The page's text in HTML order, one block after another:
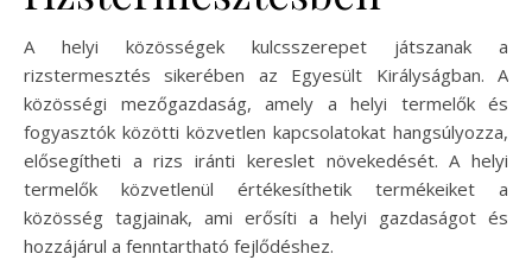
A helyi közösségek kulcsszerepet játszanak a
rizstermesztés sikerében az Egyesült Királyságban. A
közösségi mezőgazdaság, amely a helyi termelők és
fogyasztók közötti közvetlen kapcsolatokat hangsúlyozza,
elősegítheti a rizs iránti kereslet növekedését. A helyi
termelők közvetlenül értékesíthetik termékeiket a
közösség tagjainak, ami erősíti a helyi gazdaságot és
hozzájárul a fenntartható fejlődéshez.